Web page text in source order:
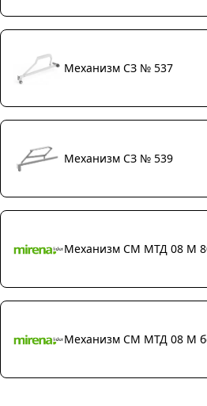
Механизм СЗ № 537
Механизм СЗ № 539
Механизм СМ МТД 08 М
Механизм СМ МТД 08 М